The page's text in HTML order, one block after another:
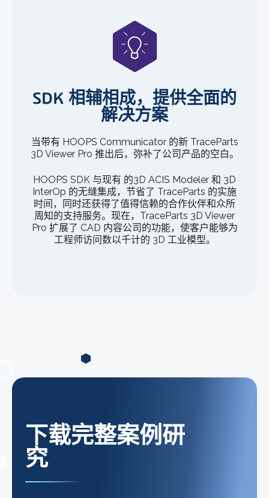
SDK 相辅相成，提供全面的
解决方案
当带有 HOOPS Communicator 的新 TraceParts
3D Viewer Pro 推出后，弥补了公司产品的空白。
HOOPS SDK 与现有 的3D ACIS Modeler 和 3D
InterOp 的无缝集成，节省了 TraceParts 的实施
时间，同时还获得了值得信赖的合作伙伴和众所
周知的支持服务。现在，TraceParts 3D Viewer
Pro 扩展了 CAD 内容公司的功能，使客户能够为
工程师访问数以千计的 3D 工业模型。
下载完整案例研
究